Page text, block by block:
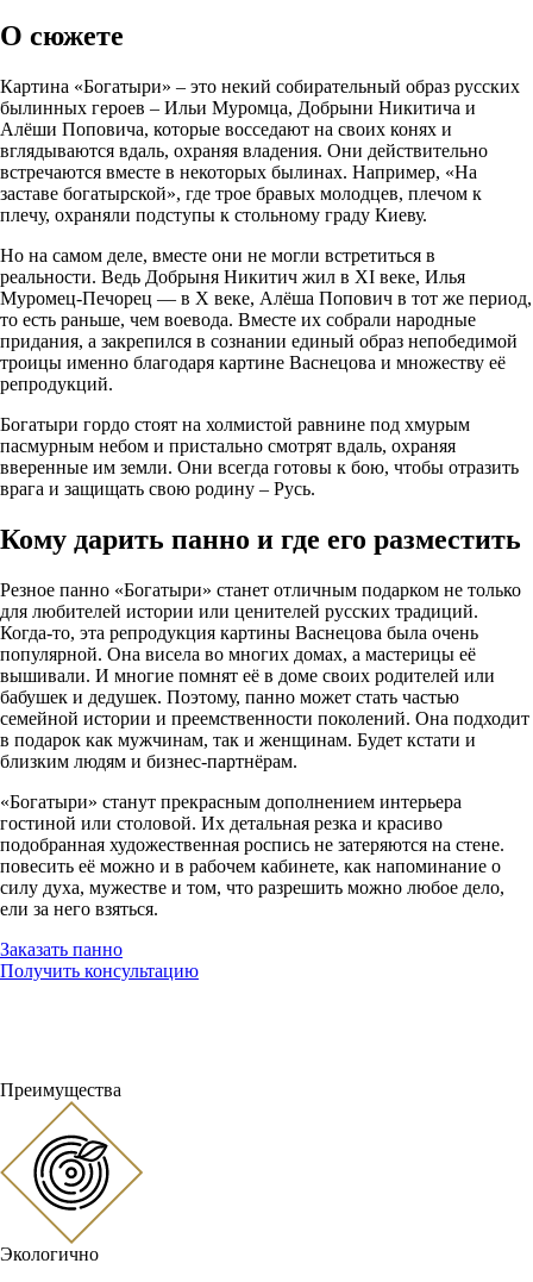
О сюжете
Картина «Богатыри» – это некий собирательный образ русских
былинных героев – Ильи Муромца, Добрыни Никитича и
Алёши Поповича, которые восседают на своих конях и
вглядываются вдаль, охраняя владения. Они действительно
встречаются вместе в некоторых былинах. Например, «На
заставе богатырской», где трое бравых молодцев, плечом к
плечу, охраняли подступы к стольному граду Киеву.
Но на самом деле, вместе они не могли встретиться в
реальности. Ведь Добрыня Никитич жил в XI веке, Илья
Муромец-Печорец — в X веке, Алёша Попович в тот же период,
то есть раньше, чем воевода. Вместе их собрали народные
придания, а закрепился в сознании единый образ непобедимой
троицы именно благодаря картине Васнецова и множеству её
репродукций.
Богатыри гордо стоят на холмистой равнине под хмурым
пасмурным небом и пристально смотрят вдаль, охраняя
вверенные им земли. Они всегда готовы к бою, чтобы отразить
врага и защищать свою родину – Русь.
Кому дарить панно и где его разместить
Резное панно «Богатыри» станет отличным подарком не только
для любителей истории или ценителей русских традиций.
Когда-то, эта репродукция картины Васнецова была очень
популярной. Она висела во многих домах, а мастерицы её
вышивали. И многие помнят её в доме своих родителей или
бабушек и дедушек. Поэтому, панно может стать частью
семейной истории и преемственности поколений. Она подходит
в подарок как мужчинам, так и женщинам. Будет кстати и
близким людям и бизнес-партнёрам.
«Богатыри» станут прекрасным дополнением интерьера
гостиной или столовой. Их детальная резка и красиво
подобранная художественная роспись не затеряются на стене.
повесить её можно и в рабочем кабинете, как напоминание о
силу духа, мужестве и том, что разрешить можно любое дело,
ели за него взяться.
Заказать панно
Получить консультацию
Преимущества
Экологично